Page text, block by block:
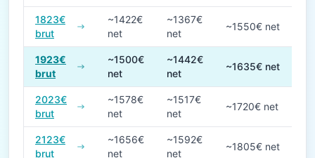
1823€
brut
~1422€
net
~1367€
net
~1550€ net
1923€
brut
~1500€
net
~1442€
net
~1635€ net
2023€
brut
~1578€
net
~1517€
net
~1720€ net
2123€
brut
~1656€
net
~1592€
net
~1805€ net